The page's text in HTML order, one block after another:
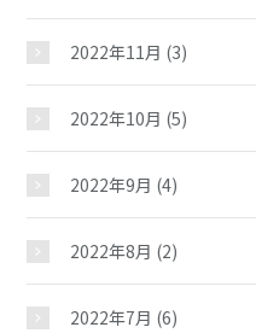
2022年11月 (3)
2022年10月 (5)
2022年9月 (4)
2022年8月 (2)
2022年7月 (6)